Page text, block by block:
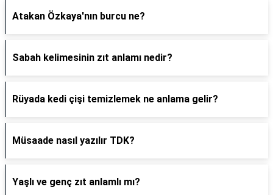
Atakan Özkaya'nın burcu ne?
Sabah kelimesinin zıt anlamı nedir?
Rüyada kedi çişi temizlemek ne anlama gelir?
Müsaade nasıl yazılır TDK?
Yaşlı ve genç zıt anlamlı mı?